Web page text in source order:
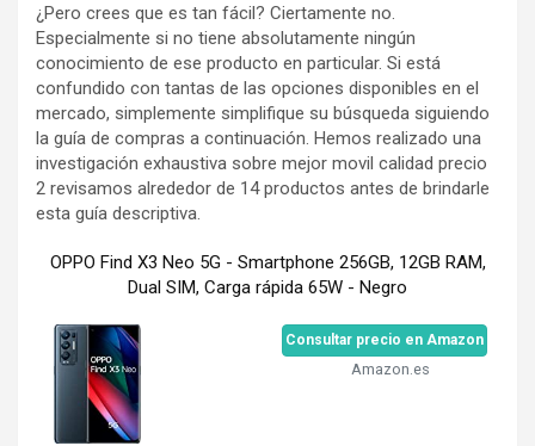
¿Pero crees que es tan fácil? Ciertamente no.
Especialmente si no tiene absolutamente ningún
conocimiento de ese producto en particular. Si está
confundido con tantas de las opciones disponibles en el
mercado, simplemente simplifique su búsqueda siguiendo
la guía de compras a continuación. Hemos realizado una
investigación exhaustiva sobre mejor movil calidad precio
2 revisamos alrededor de 14 productos antes de brindarle
esta guía descriptiva.
OPPO Find X3 Neo 5G - Smartphone 256GB, 12GB RAM,
Dual SIM, Carga rápida 65W - Negro
Consultar precio en Amazon
Amazon.es